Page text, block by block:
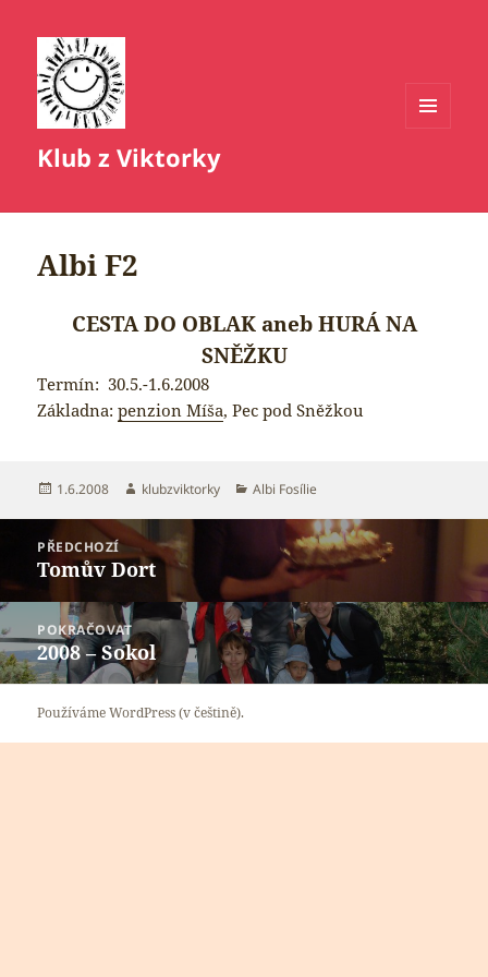
Klub z Viktorky
Albi F2
CESTA DO OBLAK aneb HURÁ NA
SNĚŽKU
Termín: 30.5.-1.6.2008
Základna:penzion Míša, Pec pod Sněžkou
Publikováno:
1.6.2008 Autor:
klubzviktorky Rubriky:
Albi Fosílie
Navigace
příspěvek
PŘEDCHOZÍ
Předchozí
Tomův Dort
POKRAČOVAT
Následující
příspěvek:
2008 – Sokol
Používáme WordPress (v češtině).